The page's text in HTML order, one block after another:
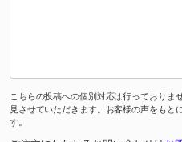
こちらの投稿への個別対応は行っておりま
見させていただきます。お客様の声をもと
す。